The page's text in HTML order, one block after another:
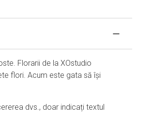
Florarii de la XOstudio
flori. Acum este gata să își
dvs., doar indicați textul